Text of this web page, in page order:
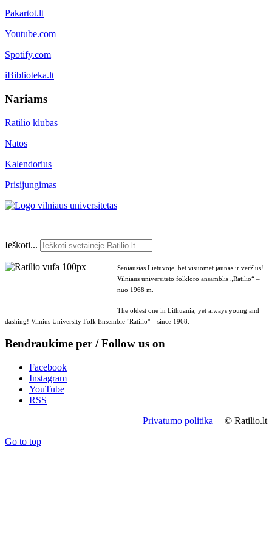
Pakartot.lt
Youtube.com
Spotify.com
iBiblioteka.lt
Nariams
Ratilio klubas
Natos
Kalendorius
Prisijungimas
Ieškoti...
Seniausias Lietuvoje, bet visuomet jaunas ir veržlus!
Vilniaus universiteto folkloro ansamblis „Ratilio“ –
nuo 1968 m.
The oldest one in Lithuania, yet always young and
dashing! Vilnius University Folk Ensemble "Ratilio" – since 1968.
Bendraukime per / Follow us on
Facebook
Instagram
YouTube
RSS
Privatumo politika | © Ratilio.lt
Go to top